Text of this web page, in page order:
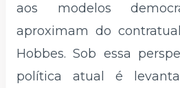
aos modelos
aproximam do
Hobbes. Sob essa
política atual é